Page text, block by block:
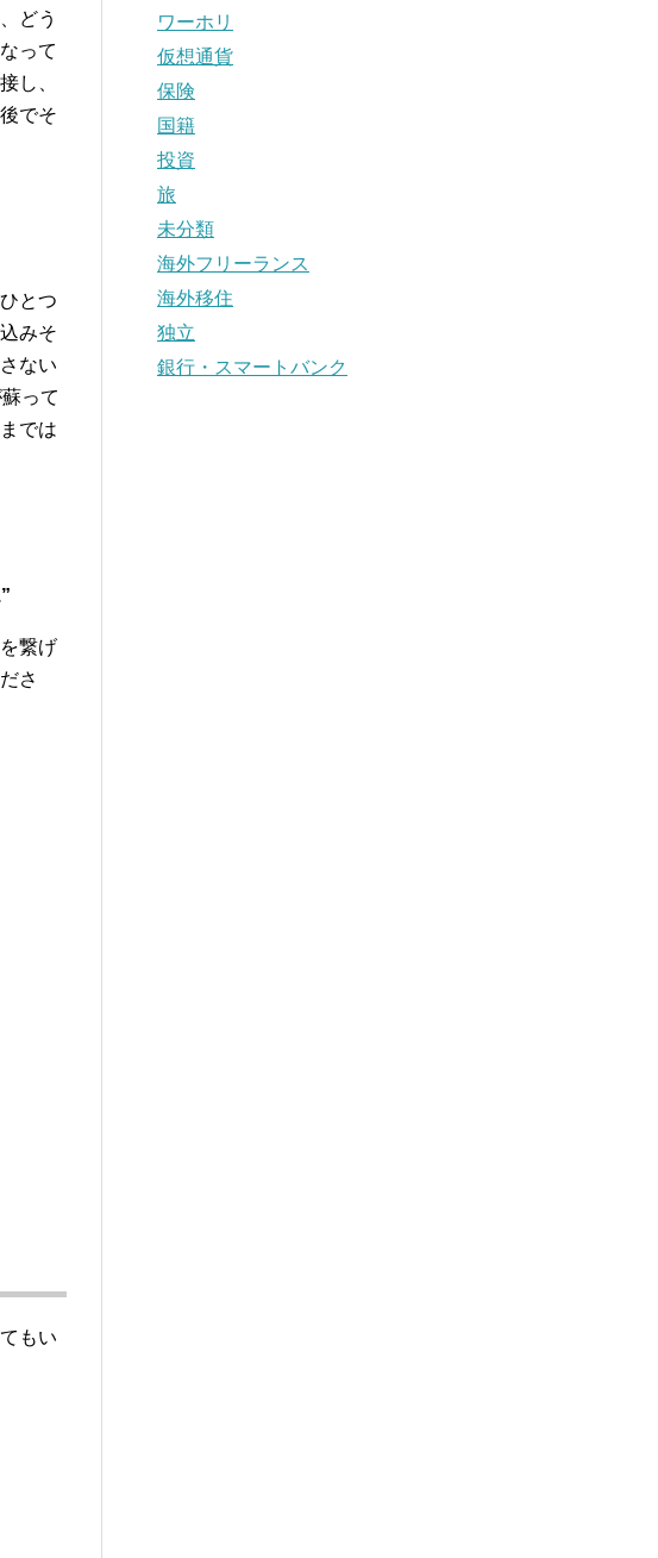
どう
って
し、
でそ
とつ
みそ
ない
って
では
繋げ
さ
もい
ワーホリ
仮想通貨
保険
国籍
投資
旅
未分類
海外フリーランス
海外移住
独立
銀行・スマートバンク